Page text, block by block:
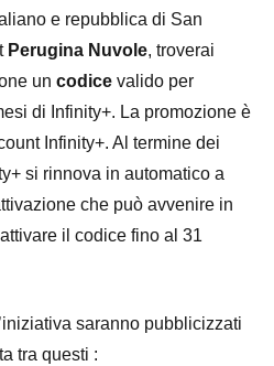
e repubblica di San
Perugina Nuvole, troverai
un codice valido per
di Infinity+. La promozione è
Infinity+. Al termine dei
si rinnova in automatico a
che può avvenire in
il codice fino al 31
saranno pubblicizzati
tra questi :